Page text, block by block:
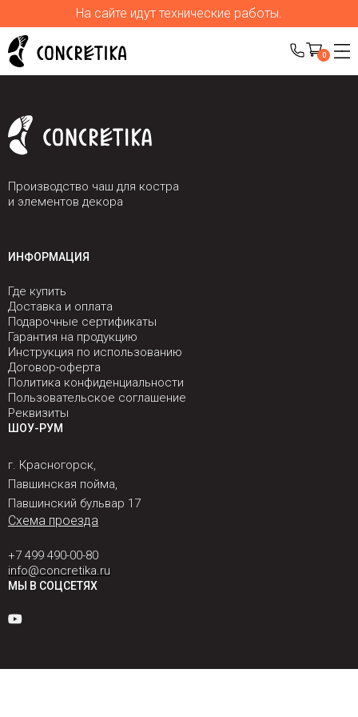
На сайте идут технические работы.
0
Производство чаш для костра
и элементов декора
ИНФОРМАЦИЯ
Где купить
Доставка и оплата
Подарочные сертификаты
Гарантия на продукцию
Инструкция по использованию
Договор-оферта
Политика конфиденциальности
Пользовательское соглашение
Реквизиты
ШОУ-РУМ
г. Красногорск,
Павшинская пойма,
Павшинский бульвар 17
Схема проезда
+7 499 490-00-80
info@concretika.ru
МЫ В СОЦСЕТЯХ